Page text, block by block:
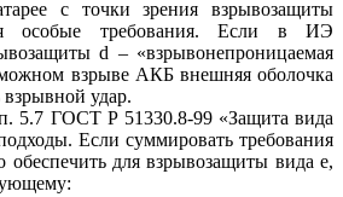
с точки зрения взрывозащиты
особые требования. Если в ИЭ
d – «взрывонепроницаемая
взрыве АКБ внешняя оболочка
удар.
5.7 ГОСТ Р 51330.8-99 «Защита вида
Если суммировать требования
для взрывозащиты вида e,